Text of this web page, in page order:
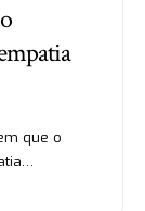
que o